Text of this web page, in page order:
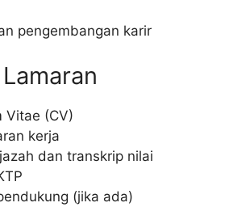
pengembangan karir
Vitae (CV)
kerja
dan transkrip nilai
(jika ada)